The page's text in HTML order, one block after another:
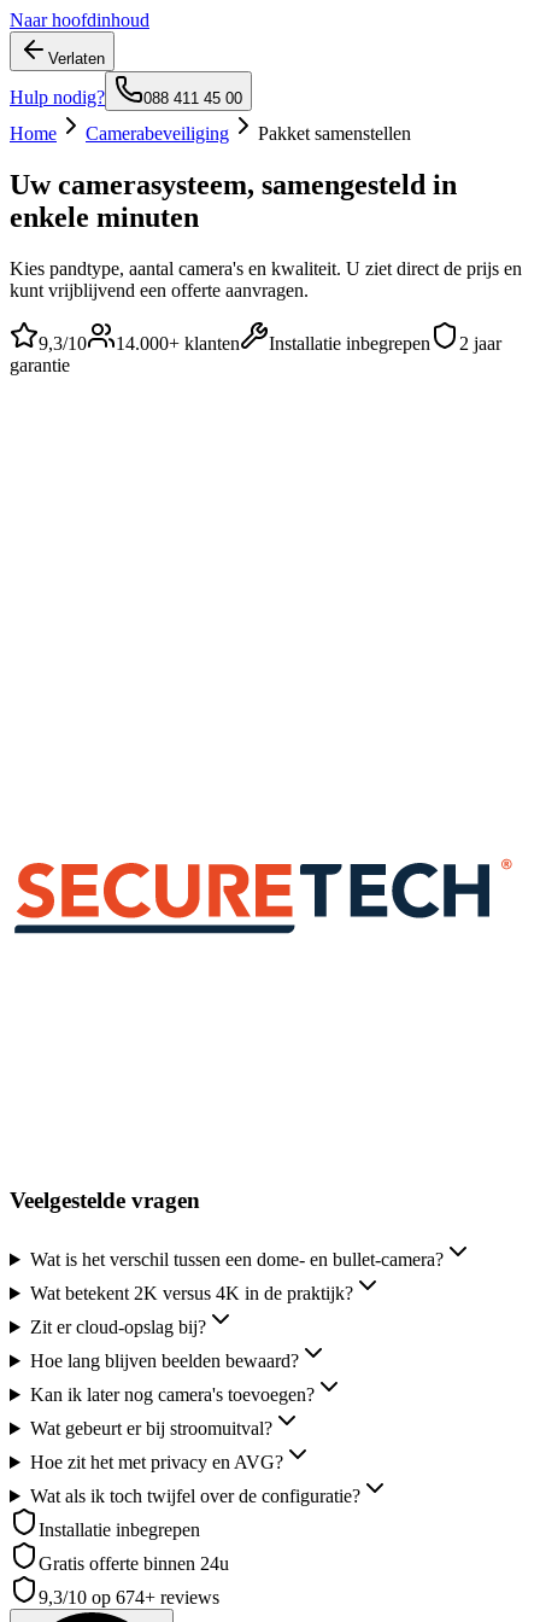
Naar hoofdinhoud
Verlaten
Hulp nodig? 088 411 45 00
Home Camerabeveiliging Pakket samenstellen
Uw camerasysteem, samengesteld in
enkele minuten
Kies pandtype, aantal camera's en kwaliteit. U ziet direct de prijs en
kunt vrijblijvend een offerte aanvragen.
9,3/10 14.000+ klanten Installatie inbegrepen
2 jaar
garantie
Bouw zelf vanaf nul. Kies pandtype, aantal camera's, kwaliteit en
opslag, met de prijs die direct meegroeit.
Veelgestelde vragen
Wat is het verschil tussen een dome- en bullet-camera?
Wat betekent 2K versus 4K in de praktijk?
Zit er cloud-opslag bij?
Hoe lang blijven beelden bewaard?
Kan ik later nog camera's toevoegen?
Wat gebeurt er bij stroomuitval?
Hoe zit het met privacy en AVG?
Wat als ik toch twijfel over de configuratie?
Installatie inbegrepen
Gratis offerte binnen 24u
9,3/10 op 674+ reviews